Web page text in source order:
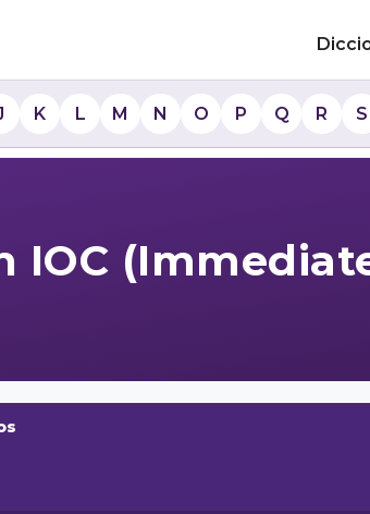
K L M N O P Q R S
IOC